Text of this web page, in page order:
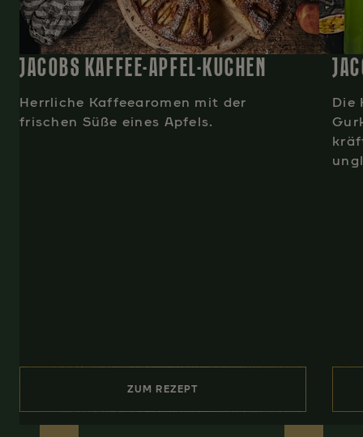
JACOBS KAFFEE-APFEL-KUCHEN
Herrliche Kaffeearomen mit der
frischen Süße eines Apfels.
ZUM REZEPT
Die